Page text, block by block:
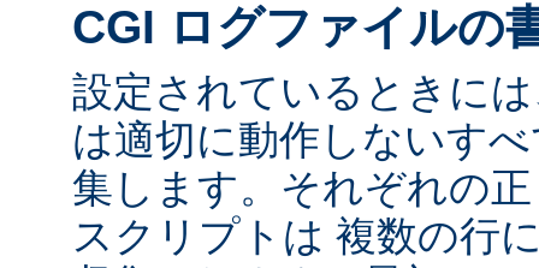
CGI ログファイルの
設定されているときに
は適切に動作しないす
集します。それぞれの
スクリプトは 複数の行